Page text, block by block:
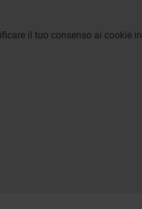
il tuo consenso ai cookie in